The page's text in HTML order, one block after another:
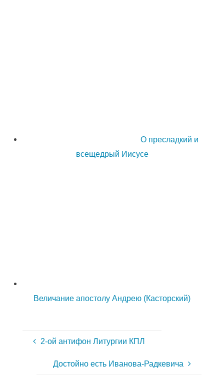
О пресладкий и
всещедрый Иисусе
Величание апостолу Андрею (Касторский)
2-ой антифон Литургии КПЛ
Достойно есть Иванова-Радкевича